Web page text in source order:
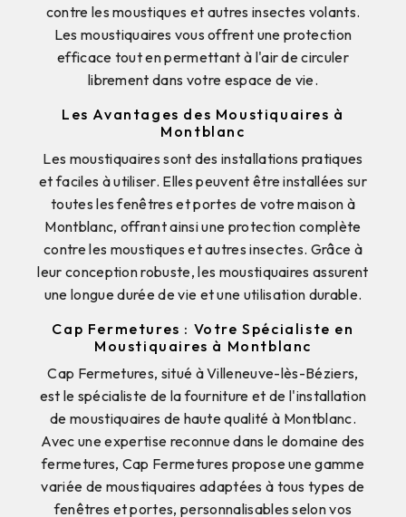
contre les moustiques et autres insectes volants.
Les moustiquaires vous offrent une protection
efficace tout en permettant à l'air de circuler
librement dans votre espace de vie.
Les Avantages des Moustiquaires à
Montblanc
Les moustiquaires sont des installations pratiques
et faciles à utiliser. Elles peuvent être installées sur
toutes les fenêtres et portes de votre maison à
Montblanc, offrant ainsi une protection complète
contre les moustiques et autres insectes. Grâce à
leur conception robuste, les moustiquaires assurent
une longue durée de vie et une utilisation durable.
Cap Fermetures : Votre Spécialiste en
Moustiquaires à Montblanc
Cap Fermetures, situé à Villeneuve-lès-Béziers,
est le spécialiste de la fourniture et de l'installation
de moustiquaires de haute qualité à Montblanc.
Avec une expertise reconnue dans le domaine des
fermetures, Cap Fermetures propose une gamme
variée de moustiquaires adaptées à tous types de
fenêtres et portes, personnalisables selon vos